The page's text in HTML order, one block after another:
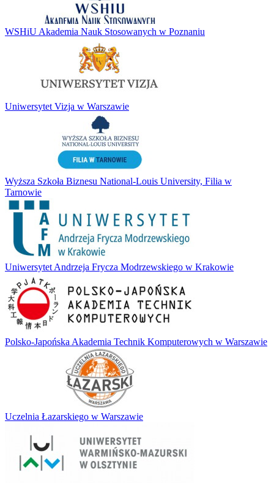
WSHiU Akademia Nauk Stosowanych w Poznaniu
Uniwersytet Vizja w Warszawie
Wyższa Szkoła Biznesu National-Louis University, Filia w
Tarnowie
Uniwersytet Andrzeja Frycza Modrzewskiego w Krakowie
Polsko-Japońska Akademia Technik Komputerowych w Warszawie
Uczelnia Łazarskiego w Warszawie